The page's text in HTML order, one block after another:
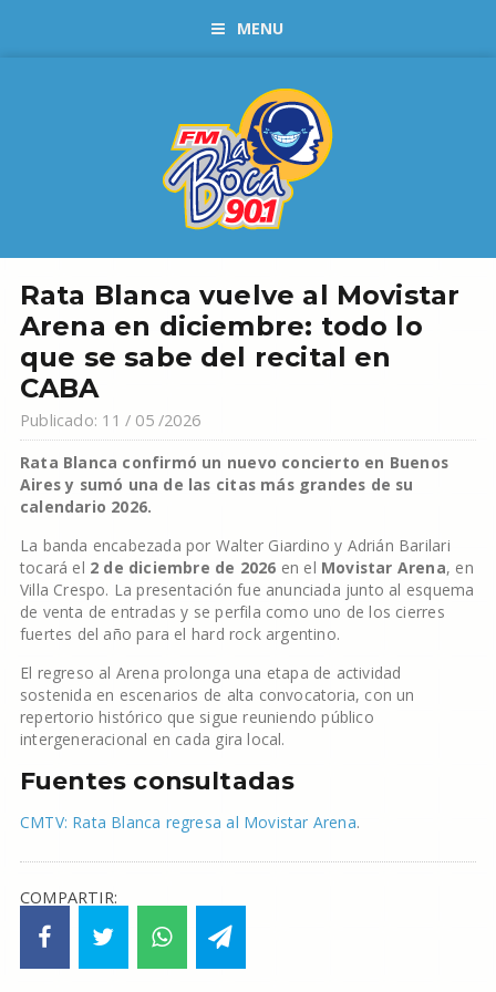
MENU
Rata Blanca vuelve al Movistar
Arena en diciembre: todo lo
que se sabe del recital en
CABA
Publicado: 11 / 05 /2026
Rata Blanca confirmó un nuevo concierto en Buenos
Aires y sumó una de las citas más grandes de su
calendario 2026.
La banda encabezada por Walter Giardino y Adrián Barilari
tocará el 2 de diciembre de 2026 en el Movistar Arena, en
Villa Crespo. La presentación fue anunciada junto al esquema
de venta de entradas y se perfila como uno de los cierres
fuertes del año para el hard rock argentino.
El regreso al Arena prolonga una etapa de actividad
sostenida en escenarios de alta convocatoria, con un
repertorio histórico que sigue reuniendo público
intergeneracional en cada gira local.
Fuentes consultadas
CMTV: Rata Blanca regresa al Movistar Arena.
COMPARTIR: